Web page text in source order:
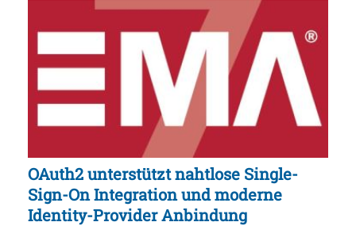
OAuth2 unterstützt nahtlose Single-
Sign-On Integration und moderne
Identity-Provider Anbindung